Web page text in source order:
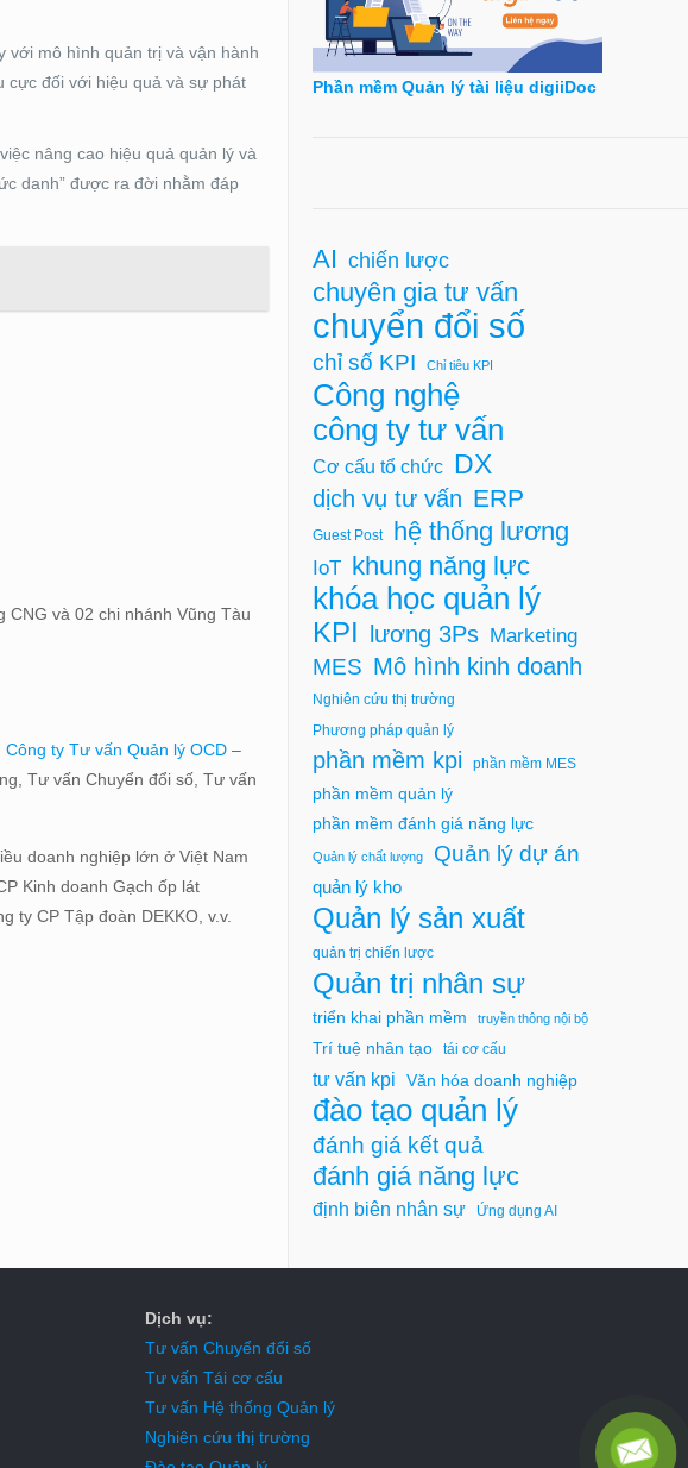
với mô hình quản trị và vận hành
cực đối với hiệu quả và sự phát
nâng cao hiệu quả quản lý và
danh” được ra đời nhằm đáp
và 02 chi nhánh Vũng Tàu
Công ty Tư vấn Quản lý OCD –
Tư vấn Chuyển đổi số, Tư vấn
doanh nghiệp lớn ở Việt Nam
Kinh doanh Gạch ốp lát
ty CP Tập đoàn DEKKO, v.v.
Phần mềm Quản lý tài liệu digiiDoc
AI chiến lược
chuyên gia tư vấn
chuyển đổi số
chỉ số KPI Chỉ tiêu KPI
Công nghệ
công ty tư vấn
Cơ cấu tổ chức DX
dịch vụ tư vấn ERP
Guest Post hệ thống lương
IoT khung năng lực
khóa học quản lý
KPI lương 3Ps Marketing
MES Mô hình kinh doanh
Nghiên cứu thị trường
Phương pháp quản lý
phần mềm kpi phần mềm MES
phần mềm quản lý
phần mềm đánh giá năng lực
Quản lý chất lượng Quản lý dự án
quản lý kho
Quản lý sản xuất
quản trị chiến lược
Quản trị nhân sự
triển khai phần mềm truyền thông nội bộ
Trí tuệ nhân tạo tái cơ cấu
tư vấn kpi Văn hóa doanh nghiệp
đào tạo quản lý
đánh giá kết quả
đánh giá năng lực
định biên nhân sự Ứng dụng AI
Dịch vụ:
Tư vấn Chuyển đổi số
Tư vấn Tái cơ cấu
Tư vấn Hệ thống Quản lý
Nghiên cứu thị trường